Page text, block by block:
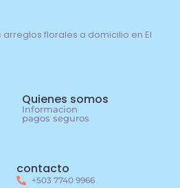
florales a domicilio en El
Quienes somos
Informacion
pagos seguros
contacto
+503 7740 9966